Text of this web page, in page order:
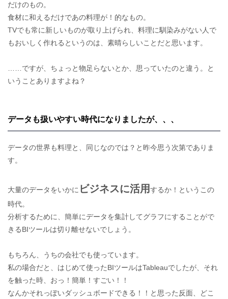
だけのもの。
食材に和えるだけであの料理が！的なもの。
TVでも常に新しいものが取り上げられ、料理に馴染みがない人で
もおいしく作れるというのは、素晴らしいことだと思います。
……ですが、ちょっと物足らないとか、思っていたのと違う。と
いうことありますよね？
データも扱いやすい時代になりましたが、、、
データの世界も料理と、同じなのでは？と昨今思う次第でありま
す。
大量のデータをいかに ビジネスに活用するか！というこの
時代。
分析するために、簡単にデータを集計してグラフにすることがで
きるBIツールは切り離せないでしょう。
もちろん、うちの会社でも使っています。
私の場合だと、はじめて使ったBIツールはTableauでしたが、それ
を触った時、おっ！簡単！すごい！！
なんかそれっぽいダッシュボードできる！！と思った反面、どこ